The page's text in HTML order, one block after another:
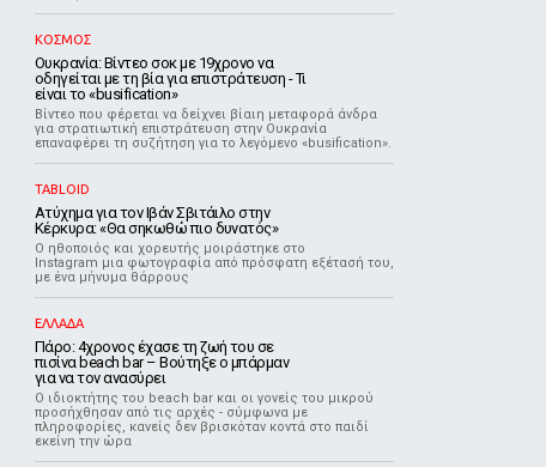
ΚΟΣΜΟΣ
Ουκρανία: Βίντεο σοκ με 19χρονο να
οδηγείται με τη βία για επιστράτευση - Τι
είναι το «busification»
Βίντεο που φέρεται να δείχνει βίαιη μεταφορά άνδρα
για στρατιωτική επιστράτευση στην Ουκρανία
επαναφέρει τη συζήτηση για το λεγόμενο «busification».
TABLOID
Ατύχημα για τον Ιβάν Σβιτάιλο στην
Κέρκυρα: «Θα σηκωθώ πιο δυνατός»
Ο ηθοποιός και χορευτής μοιράστηκε στο
Instagram μια φωτογραφία από πρόσφατη εξέτασή του,
με ένα μήνυμα θάρρους
ΕΛΛΑΔΑ
Πάρο: 4χρονος έχασε τη ζωή του σε
πισίνα beach bar – Βούτηξε ο μπάρμαν
για να τον ανασύρει
Ο ιδιοκτήτης του beach bar και οι γονείς του μικρού
προσήχθησαν από τις αρχές - σύμφωνα με
πληροφορίες, κανείς δεν βρισκόταν κοντά στο παιδί
εκείνη την ώρα